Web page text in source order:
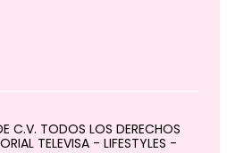
C.V. TODOS LOS DERECHOS
TELEVISA - LIFESTYLES -